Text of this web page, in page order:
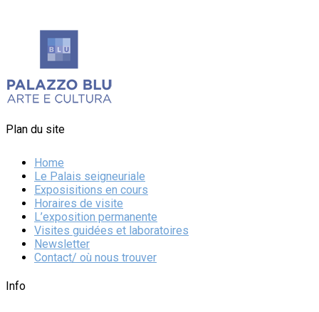
Plan du site
Home
Le Palais seigneuriale
Exposisitions en cours
Horaires de visite
L’exposition permanente
Visites guidées et laboratoires
Newsletter
Contact/ où nous trouver
Info